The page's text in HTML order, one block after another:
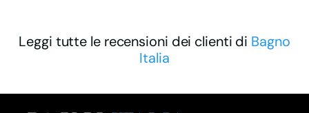
Leggi tutte le recensioni dei clienti di Bagno
Italia